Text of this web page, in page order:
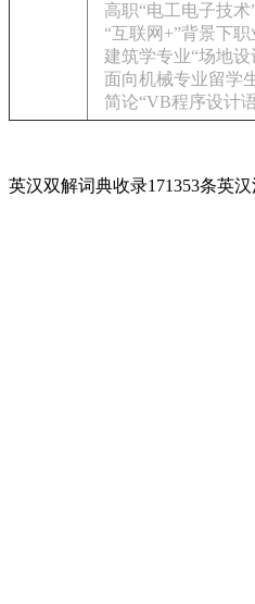
高职“电工电子技
“互联网+”背景下
建筑学专业“场地
面向机械专业留学
简论“VB程序设计
英汉双解词典收录171353条英